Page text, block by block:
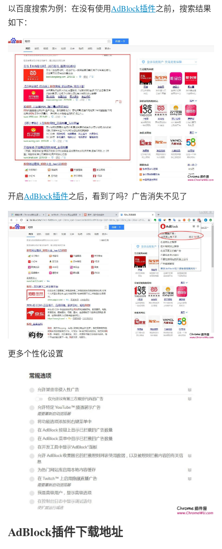
以百度搜索为例：在没有使用AdBlock插件之前，搜索结果
如下：
开启AdBlock插件之后，看到了吗？广告消失不见了
更多个性化设置
AdBlock插件下载地址